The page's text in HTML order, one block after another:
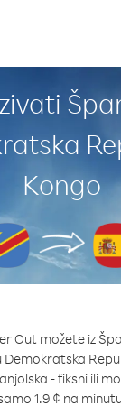
Kongo
Out možete iz
Demokratska
- fiksni ili
1.9 ¢ na